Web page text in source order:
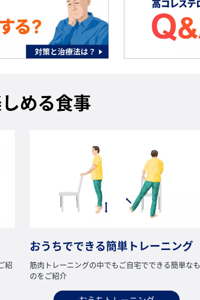
める食事
紹
おうちでできる簡単トレーニング
筋肉トレーニングの中でもご自宅でできる簡単なも
のをご紹介